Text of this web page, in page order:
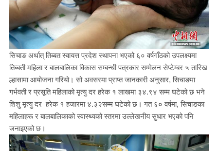
सिचाङ अर्थात् तिब्बत स्वायत्त प्रदेश स्थापना भएको ६० वर्षगाँठको उपलक्ष्यमा
तिब्बती महिला र बालबालिका विकास सम्बन्धी पत्रकार सम्मेलन सेप्टेम्बर ५ तारिख
ल्हासामा आयोजना गरियो। सो अवसरमा प्राप्त जानकारी अनुसार, सिचाङमा
गर्भवती र प्रसूति महिलाको मृत्यु दर हरेक १ लाखमा ३४.९४ सम्म घटेको छ भने
शिशु मृत्यु दर हरेक १ हजारमा ४.३२सम्म घटेको छ। गत ६० वर्षमा, सिचाङका
महिलाहरू र बालबालिकाको स्वास्थ्यको स्तरमा उल्लेखनीय सुधार भएको पनि
जनाइएको छ।